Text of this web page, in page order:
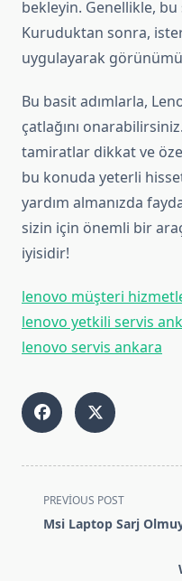
bekleyin. Genellikle, bu
Kuruduktan sonra,
uygulayarak
Bu basit adımlarla,
çatlağını
tamiratlar dikkat ve
bu konuda yeterli
yardım almanızda
sizin için önemli bir
iyisidir!
lenovo müşteri
lenovo yetkili servis
lenovo servis ankara
<span
class="nav-
PREVIOUS POST
Msi Laptop Sarj